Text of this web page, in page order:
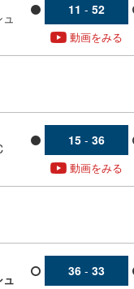
11 - 52
動画をみる
15 - 36
動画をみる
36 - 33